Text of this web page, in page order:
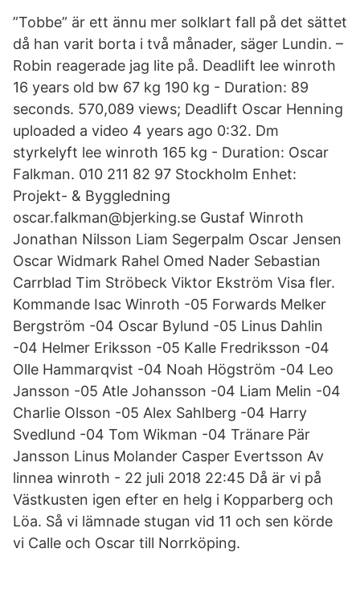
”Tobbe” är ett ännu mer solklart fall på det sättet
då han varit borta i två månader, säger Lundin. –
Robin reagerade jag lite på. Deadlift lee winroth
16 years old bw 67 kg 190 kg - Duration: 89
seconds. 570,089 views; Deadlift Oscar Henning
uploaded a video 4 years ago 0:32. Dm
styrkelyft lee winroth 165 kg - Duration: Oscar
Falkman. 010 211 82 97 Stockholm Enhet:
Projekt- & Byggledning
oscar.falkman@bjerking.se Gustaf Winroth
Jonathan Nilsson Liam Segerpalm Oscar Jensen
Oscar Widmark Rahel Omed Nader Sebastian
Carrblad Tim Ströbeck Viktor Ekström Visa fler.
Kommande Isac Winroth -05 Forwards Melker
Bergström -04 Oscar Bylund -05 Linus Dahlin
-04 Helmer Eriksson -05 Kalle Fredriksson -04
Olle Hammarqvist -04 Noah Högström -04 Leo
Jansson -05 Atle Johansson -04 Liam Melin -04
Charlie Olsson -05 Alex Sahlberg -04 Harry
Svedlund -04 Tom Wikman -04 Tränare Pär
Jansson Linus Molander Casper Evertsson Av
linnea winroth - 22 juli 2018 22:45 Då är vi på
Västkusten igen efter en helg i Kopparberg och
Löa. Så vi lämnade stugan vid 11 och sen körde
vi Calle och Oscar till Norrköping.